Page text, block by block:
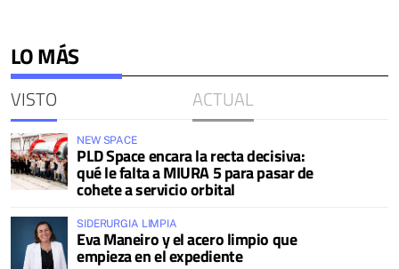
LO MÁS
VISTO ACTUAL
NEW SPACE
PLD Space encara la recta decisiva:
qué le falta a MIURA 5 para pasar de
cohete a servicio orbital
SIDERURGIA LIMPIA
Eva Maneiro y el acero limpio que
empieza en el expediente